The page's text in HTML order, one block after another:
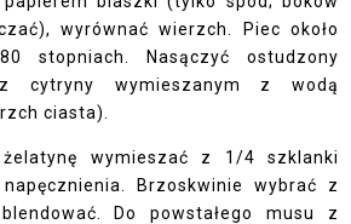
wyrównać wierzch. Piec około
stopniach. Nasączyć ostudzony
cytryny wymieszanym z wodą
ciasta).
wymieszać z 1/4 szklanki
Brzoskwinie wybrać z
Do powstałego musu z